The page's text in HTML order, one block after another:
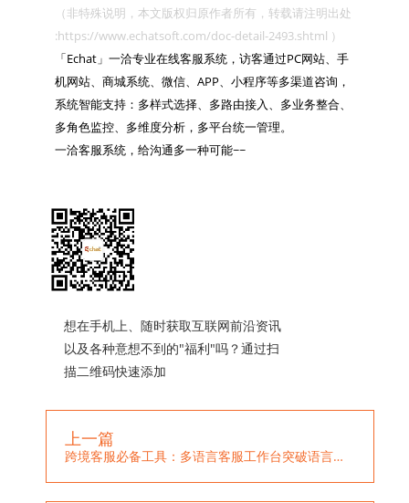
（非特殊说明，本文版权归原作者所有，转载请注明出处
:https://www.echatsoft.com/doc-detail-2493.shtml ）
「Echat」一洽专业在线客服系统，访客通过PC网站、手
机网站、商城系统、微信、APP、小程序等多渠道咨询，
系统智能支持：多样式选择、多路由接入、多业务整合、
多角色监控、多维度分析，多平台统一管理。
一洽客服系统，给沟通多一种可能~~
想在手机上、随时获取互联网前沿资讯
以及各种意想不到的"福利"吗？通过扫
描二维码快速添加
上一篇
跨境客服必备工具：多语言客服工作台突破语言障碍